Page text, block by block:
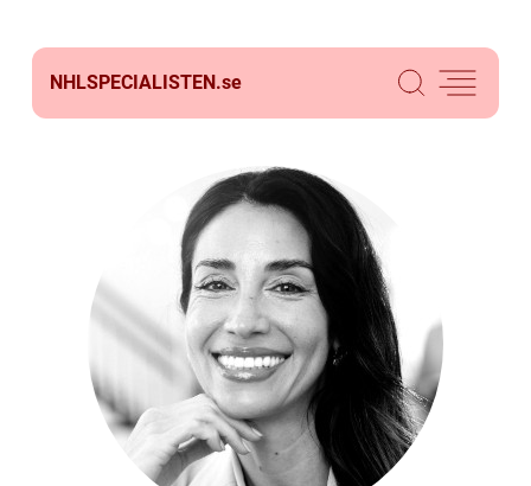
NHLSPECIALISTEN.se